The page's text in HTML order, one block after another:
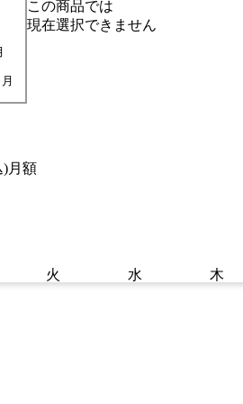
この商品では
現在選択できません
)月額
火 水 木